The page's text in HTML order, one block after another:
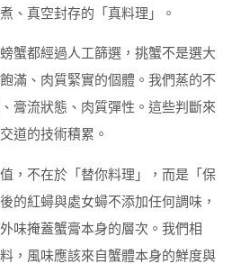
、真空封存的「真料理」。
蟹都經過人工篩選，挑蟹不是選大
滿、肉質緊實的個體。我們蒸的不
膏流狀態、肉質彈性。這些判斷來
道的技術積累。
，不在於「替你料理」，而是「保
的紅蟳與處女蟳不添加任何調味，
味掩蓋蟹膏本身的層次。我們相
，風味應該來自蟹體本身的鮮度與